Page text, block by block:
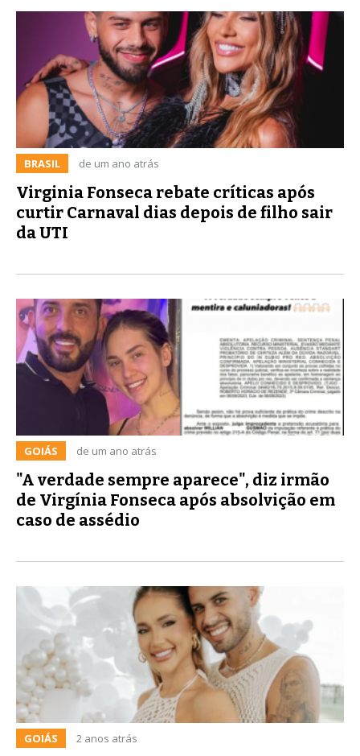
BRASIL de um ano atrás
Virginia Fonseca rebate críticas após
curtir Carnaval dias depois de filho sair
da UTI
GOIÁS de um ano atrás
"A verdade sempre aparece", diz irmão
de Virgínia Fonseca após absolvição em
caso de assédio
GOIÁS 2 anos atrás